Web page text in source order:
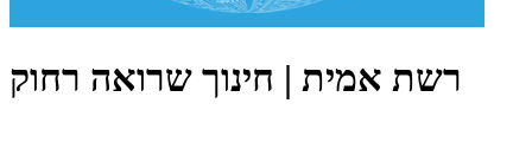
רשת אמית | חינוך שרואה רחוק